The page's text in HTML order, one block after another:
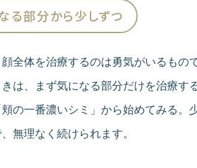
る部分から少しずつ
全体を治療するのは勇気がいるもので
は、まず気になる部分だけを治療す
の一番濃いシミ」から始めてみる
無理なく続けられます。